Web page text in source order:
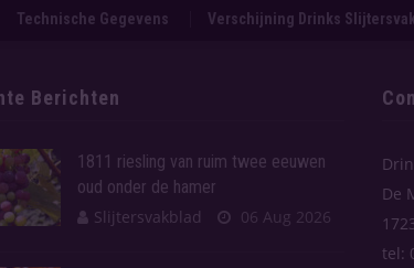
Technische Gegevens Verschijning Drinks
Berichten
1811 riesling van ruim twee eeuwen
oud onder de hamer
Slijtersvakblad
06 Aug 2026
De
tel: